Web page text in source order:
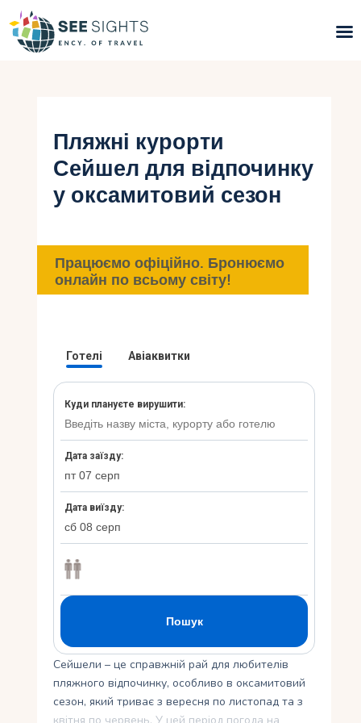
Гарячі тури
Типи Турів
Країни
Інфо
Блог
Пляжні курорти
Сейшел для відпочинку
у оксамитовий сезон
Працюємо офіційно. Бронюємо
онлайн по всьому світу!
Сейшели – це справжній рай для любителів
пляжного відпочинку, особливо в оксамитовий
сезон, який триває з вересня по листопад та з